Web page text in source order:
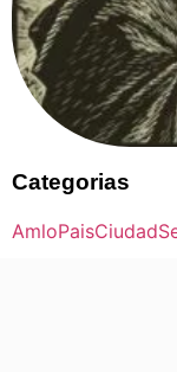
Categorias
AmloPaisCiudad